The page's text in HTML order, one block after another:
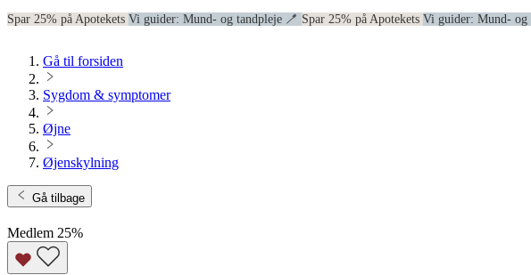
Spar 25% på Apotekets Vi guider: Mund- og tandpleje 🪥 Spar 25% på Apotekets Vi guider: Mund- og
Gå til forsiden
Sygdom & symptomer
Øjne
Øjenskylning
Gå tilbage
Medlem 25%